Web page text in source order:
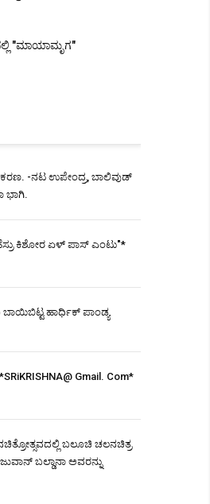
"ಮಾಯಾಮೃಗ"
-ನಟ ಉಪೇಂದ್ರ, ಬಾಲಿವುಡ್
ಭಾಗಿ.
ಕಿಶೋರ ಏಳ್ ಪಾಸ್ ಎಂಟು"*
ಹಾರ್ಧಿಕ್ ಪಾಂಡ್ಯ
Gmail. Com*
ಬಲೂಚಿ ಚಲನಚಿತ್ರ
ಬಲ್ಡಾನಾ ಅವರನ್ನು